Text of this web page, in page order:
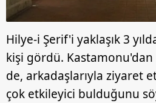
Hilye-i Şerif'i yaklaşık 3
kişi gördü.
de, arkadaşlarıyla ziyaret
çok etkileyici bulduğunu